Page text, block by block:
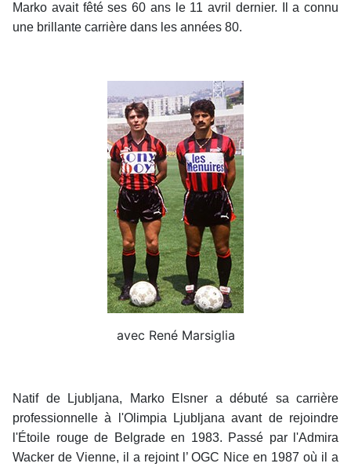
Marko avait fêté ses 60 ans le 11 avril dernier. Il a connu
une brillante carrière dans les années 80.
avec René Marsiglia
Natif de Ljubljana, Marko Elsner a débuté sa carrière
professionnelle à l'Olimpia Ljubljana avant de rejoindre
l'Étoile rouge de Belgrade en 1983. Passé par l'Admira
Wacker de Vienne, il a rejoint l’ OGC Nice en 1987 où il a